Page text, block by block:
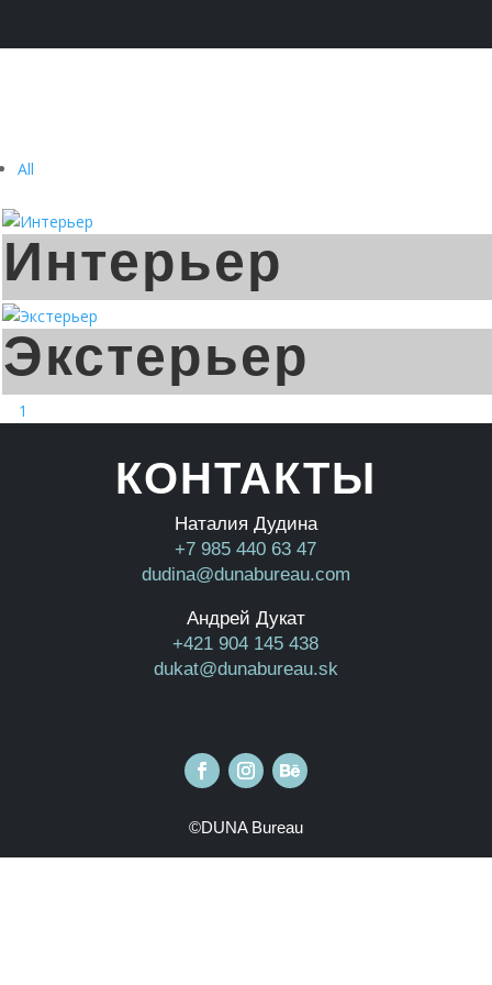
All
Интерьер
Экстерьер
1
КОНТАКТЫ
Наталия Дудина
+7 985 440 63 47
dudina@dunabureau.com
Андрей Дукат
+421 904 145 438
dukat@dunabureau.sk
©DUNA Bureau